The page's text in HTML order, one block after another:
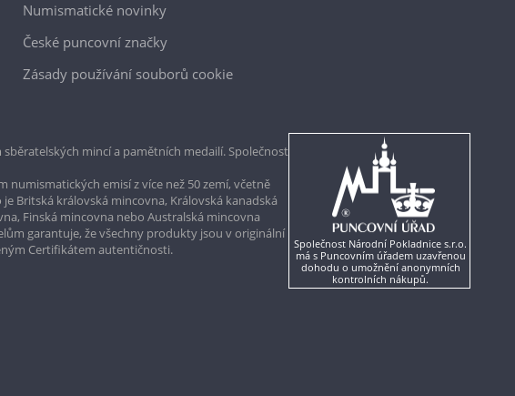
Numismatické novinky
České puncovní značky
Zásady používání souborů cookie
mincí a pamětních medailí. Společnost
emisí z více než 50 zemí, včetně
Britská královská mincovna, Královská kanadská
Finská mincovna nebo Australská mincovna
garantuje, že všechny produkty jsou v originální
Certifikátem autentičnosti.
Společnost Národní Pokladnice s.r.o.
má s Puncovním úřadem uzavřenou
dohodu o umožnění anonymních
kontrolních nákupů.